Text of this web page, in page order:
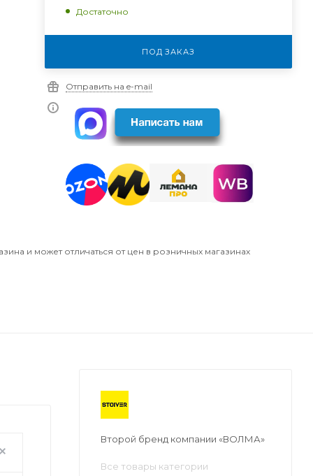
Достаточно
ПОД ЗАКАЗ
Отправить на e-mail
и может отличаться от цен в розничных магазинах
Второй бренд компании «ВОЛМА»
Все товары категории